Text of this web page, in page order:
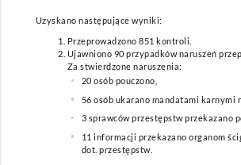
Uzyskano następujące wyniki:
Przeprowadzono 851 kontroli.
Ujawniono 90 przypadków naruszeń
Za stwierdzone naruszenia:
20 osób pouczono,
56 osób ukarano mandatami karnymi
3 sprawców przestępstw przekazano
11 informacji przekazano organom
dot. przestępstw.